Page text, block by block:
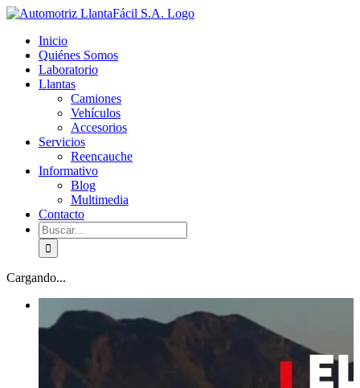
Skip
content
facebook
youtube
Inicio
Quiénes Somos
Laboratorio
Llantas
Camiones
Vehículos
Accesorios
Servicios
Reencauche
Informativo
Blog
Multimedia
Contacto
Buscar:
Cargando...